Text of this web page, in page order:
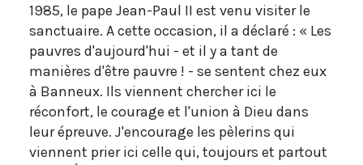
1985, le pape Jean-Paul II est venu visiter le
sanctuaire. A cette occasion, il a déclaré : « Les
pauvres d'aujourd'hui - et il y a tant de
manières d'être pauvre ! - se sentent chez eux
à Banneux. Ils viennent chercher ici le
réconfort, le courage et l'union à Dieu dans
leur épreuve. J'encourage les pèlerins qui
viennent prier ici celle qui, toujours et partout